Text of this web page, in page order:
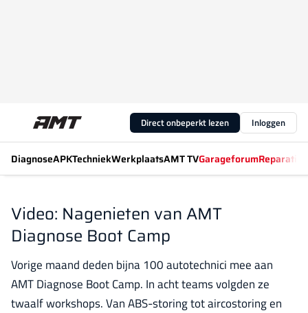
Direct onbeperkt lezen Inloggen
DiagnoseAPKTechniekWerkplaatsAMT TVGarageforum
Video: Nagenieten van AMT
Diagnose Boot Camp
Vorige maand deden bijna 100 autotechnici mee aan
AMT Diagnose Boot Camp. In acht teams volgden ze
twaalf workshops. Van ABS-storing tot aircostoring en